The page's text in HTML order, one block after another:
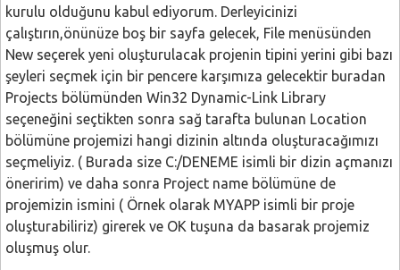
kurulu olduğunu kabul ediyorum. Derleyicinizi
çalıştırın,önünüze boş bir sayfa gelecek, File menüsünden
New seçerek yeni oluşturulacak projenin tipini yerini gibi bazı
şeyleri seçmek için bir pencere karşımıza gelecektir buradan
Projects bölümünden Win32 Dynamic-Link Library
seçeneğini seçtikten sonra sağ tarafta bulunan Location
bölümüne projemizi hangi dizinin altında oluşturacağımızı
seçmeliyiz. ( Burada size C:/DENEME isimli bir dizin açmanızı
öneririm) ve daha sonra Project name bölümüne de
projemizin ismini ( Örnek olarak MYAPP isimli bir proje
oluşturabiliriz) girerek ve OK tuşuna da basarak projemiz
oluşmuş olur.